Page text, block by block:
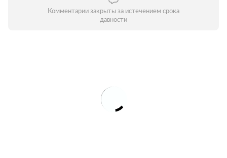
Комментарии закрыты за истечением срока
давности